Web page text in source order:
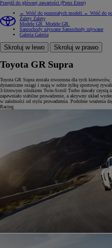
Przejdź do głównej zawartości (Press Enter)
← Wróć do pozostałych modeli ← Wróć do
Zalety Zalety
Modele GR
Modele GR
Samochody używane Samochody używane
Galeria Galeria
Skroluj w lewo Skroluj w prawo
Toyota GR Supra
Toyota GR Supra została stworzona dla tych
dynamiczne osiągi i mają w sobie żyłkę sportowej
3-litrowym silnikiem Twin-Scroll Turbo dawały czystą
zapewniało stabilne prowadzenie, a aktywny układ
w zależności od stylu prowadzenia. Podobne wrażenia
Racing